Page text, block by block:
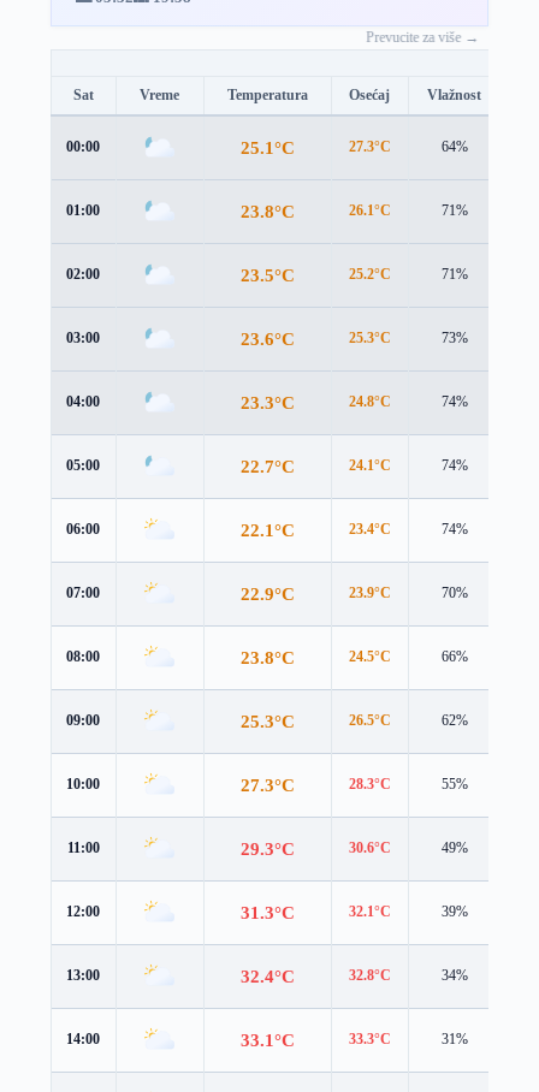
Prevucite za više →
Sat Vreme Temperatura Osećaj Vlažnost
00:00 25.1°C 27.3°C 64%
01:00 23.8°C 26.1°C 71%
02:00 23.5°C 25.2°C 71%
03:00 23.6°C 25.3°C 73%
04:00 23.3°C 24.8°C 74%
05:00 22.7°C 24.1°C 74%
06:00 22.1°C 23.4°C 74%
07:00 22.9°C 23.9°C 70%
08:00 23.8°C 24.5°C 66%
09:00 25.3°C 26.5°C 62%
10:00 27.3°C 28.3°C 55%
11:00 29.3°C 30.6°C 49%
12:00 31.3°C 32.1°C 39%
13:00 32.4°C 32.8°C 34%
14:00 33.1°C 33.3°C 31%